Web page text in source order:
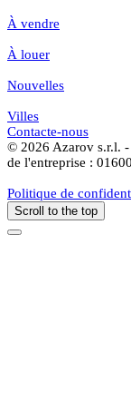
À vendre
À louer
Nouvelles
Villes
Contacte-nous
© 2026 Azarov s.r.l. -
de l'entreprise :
Politique de
Scroll to the top